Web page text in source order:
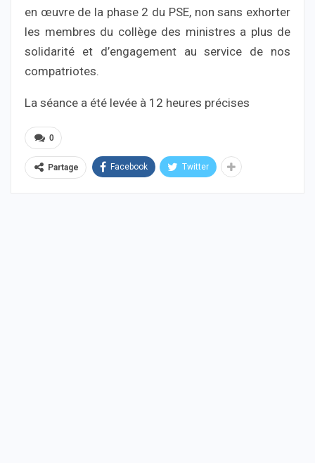
en œuvre de la phase 2 du PSE, non sans exhorter
les membres du collège des ministres a plus de
solidarité et d’engagement au service de nos
compatriotes.
La séance a été levée à 12 heures précises
0
Partage Facebook Twitter